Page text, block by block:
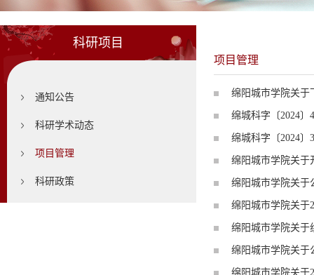
科研项目
通知公告
科研学术动态
项目管理
科研政策
项目管理
绵阳城市学院关于
绵城科字〔2024
绵城科字〔2024
绵阳城市学院关于
绵阳城市学院关于
绵阳城市学院关于
绵阳城市学院关于
绵阳城市学院关于
绵阳城市学院关于